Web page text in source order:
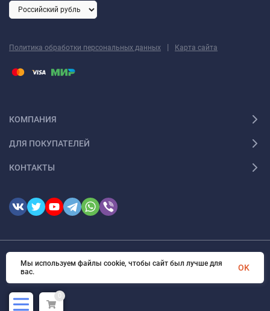
Политика обработки персональных данных | Карта сайта
КОМПАНИЯ
ДЛЯ ПОКУПАТЕЛЕЙ
КОНТАКТЫ
© 2026 FotomarketSu Все права защищены
0
Мы используем файлы cookie, чтобы сайт был лучше для
вас.
OK